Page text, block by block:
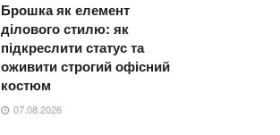
Брошка як елемент
ділового стилю: як
підкреслити статус та
оживити строгий офісний
костюм
07.08.2026